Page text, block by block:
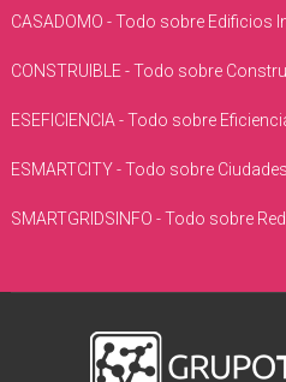
CASADOMO - Todo sobre Edificios
CONSTRUIBLE - Todo sobre
ESEFICIENCIA - Todo sobre
ESMARTCITY - Todo sobre
SMARTGRIDSINFO - Todo sobre